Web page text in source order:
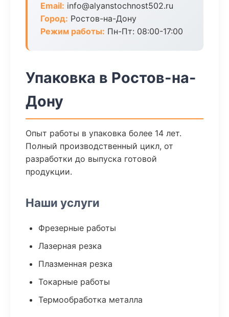
Email: info@alyanstochnost502.ru
Город: Ростов-на-Дону
Режим работы: Пн-Пт: 08:00-17:00
Упаковка в Ростов-на-
Дону
Опыт работы в упаковка более 14 лет.
Полный производственный цикл, от
разработки до выпуска готовой
продукции.
Наши услуги
Фрезерные работы
Лазерная резка
Плазменная резка
Токарные работы
Термообработка металла